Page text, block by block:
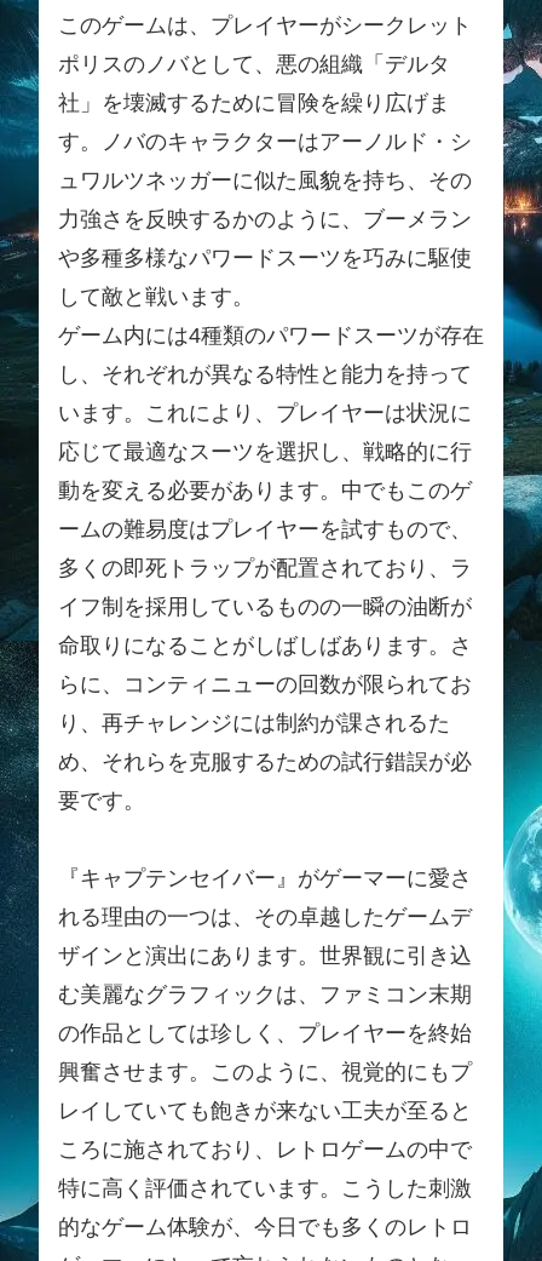
このゲームは、プレイヤーがシークレット
ポリスのノバとして、悪の組織「デルタ
社」を壊滅するために冒険を繰り広げま
す。ノバのキャラクターはアーノルド・シ
ュワルツネッガーに似た風貌を持ち、その
力強さを反映するかのように、ブーメラン
や多種多様なパワードスーツを巧みに駆使
して敵と戦います。
ゲーム内には4種類のパワードスーツが存在
し、それぞれが異なる特性と能力を持って
います。これにより、プレイヤーは状況に
応じて最適なスーツを選択し、戦略的に行
動を変える必要があります。中でもこのゲ
ームの難易度はプレイヤーを試すもので、
多くの即死トラップが配置されており、ラ
イフ制を採用しているものの一瞬の油断が
命取りになることがしばしばあります。さ
らに、コンティニューの回数が限られてお
り、再チャレンジには制約が課されるた
め、それらを克服するための試行錯誤が必
要です。
『キャプテンセイバー』がゲーマーに愛さ
れる理由の一つは、その卓越したゲームデ
ザインと演出にあります。世界観に引き込
む美麗なグラフィックは、ファミコン末期
の作品としては珍しく、プレイヤーを終始
興奮させます。このように、視覚的にもプ
レイしていても飽きが来ない工夫が至ると
ころに施されており、レトロゲームの中で
特に高く評価されています。こうした刺激
的なゲーム体験が、今日でも多くのレトロ